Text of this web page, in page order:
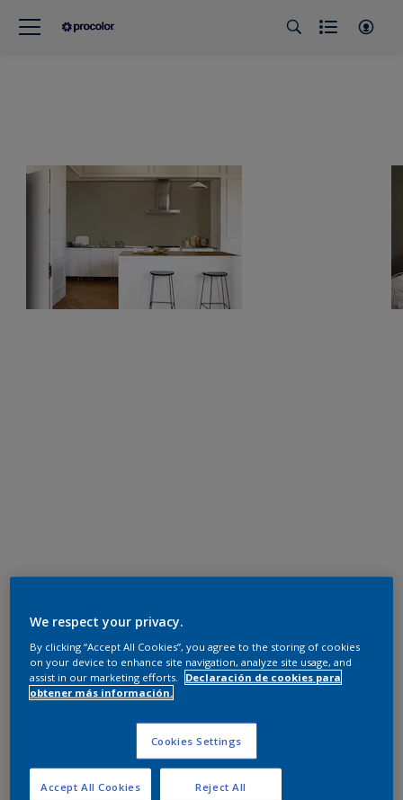
We respect your privacy.
By clicking “Accept All Cookies”, you agree to the storing of cookies
on your device to enhance site navigation, analyze site usage, and
assist in our marketing efforts.
Declaración de cookies para
obtener más información.
Cookies Settings
Reject All
Accept All Cookies